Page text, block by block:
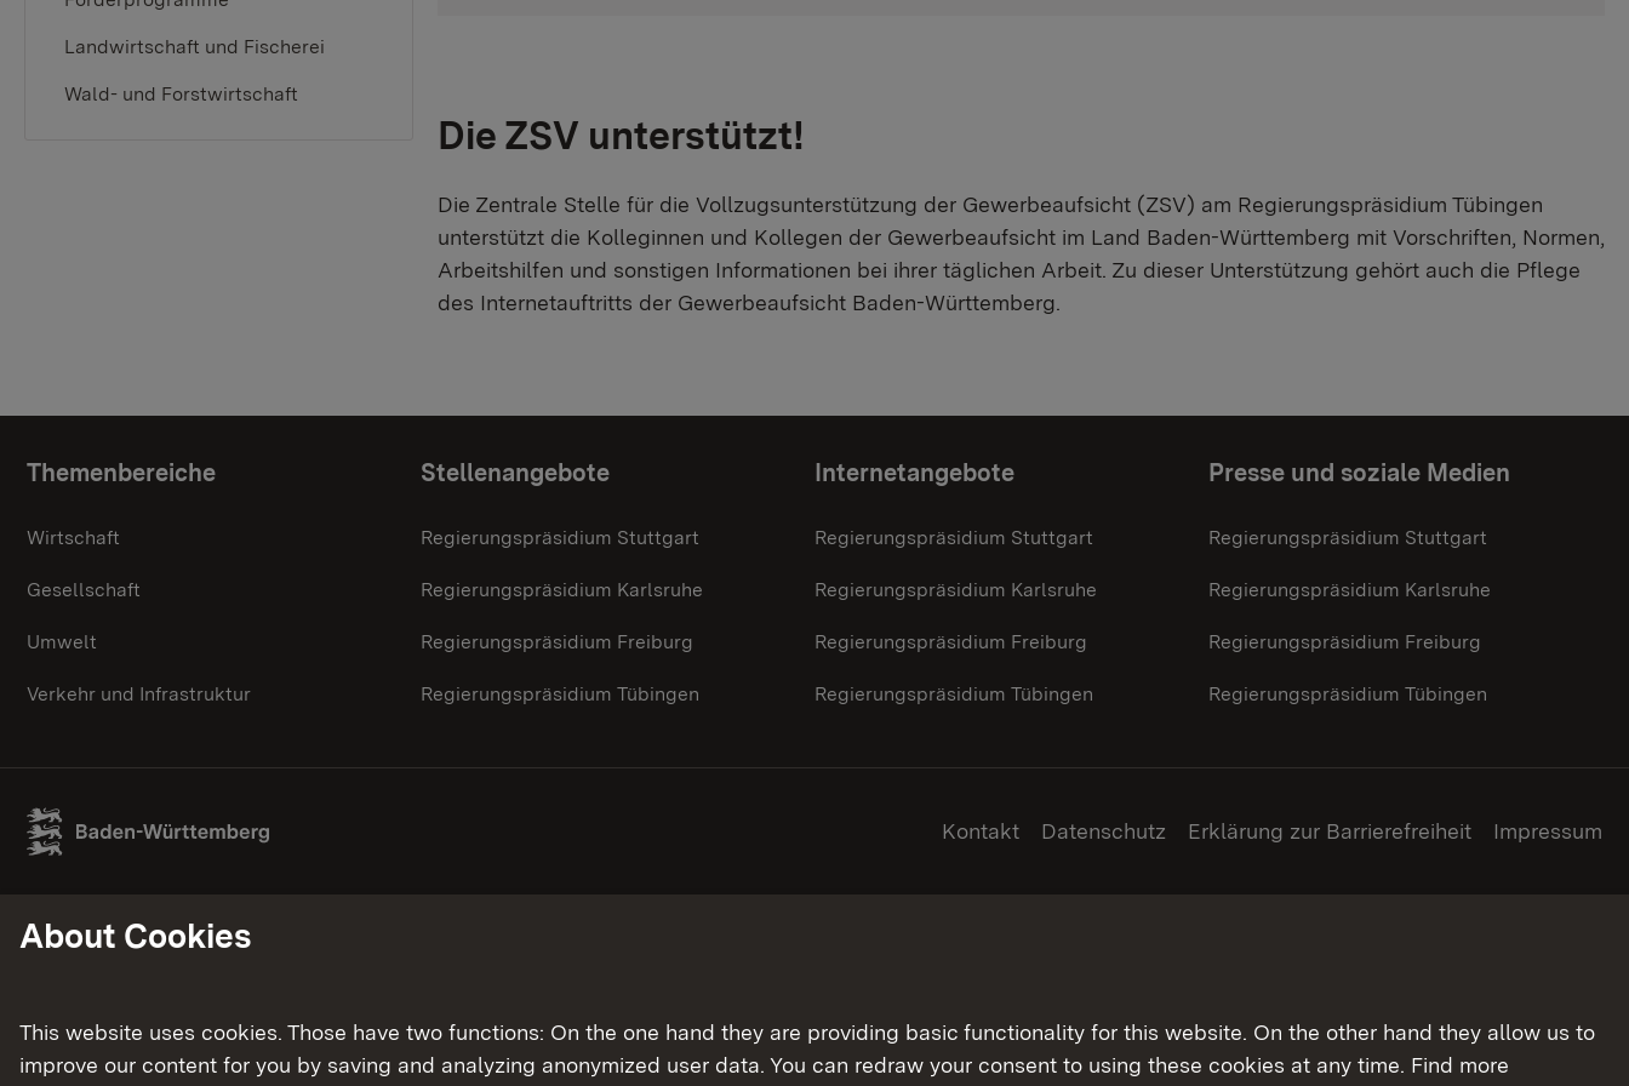
Landwirtschaft und Fischerei
Wald- und Forstwirtschaft
Die ZSV unterstützt!
Die Zentrale Stelle für die Vollzugsunterstützung der Gewerbeaufsicht (ZSV) am Regierungspräsidium Tübingen
unterstützt die Kolleginnen und Kollegen der Gewerbeaufsicht im Land Baden-Württemberg mit Vorschriften, Normen,
Arbeitshilfen und sonstigen Informationen bei ihrer täglichen Arbeit. Zu dieser Unterstützung gehört auch die Pflege
des Internetauftritts der Gewerbeaufsicht Baden-Württemberg.
Topic overview
Themenbereiche
Wirtschaft
Gesellschaft
Umwelt
Verkehr und Infrastruktur
Stellenangebote
Regierungspräsidium Stuttgart
Regierungspräsidium Karlsruhe
Regierungspräsidium Freiburg
Regierungspräsidium Tübingen
Internetangebote
Regierungspräsidium Stuttgart
Regierungspräsidium Karlsruhe
Regierungspräsidium Freiburg
Regierungspräsidium Tübingen
Presse und soziale Medien
Regierungspräsidium Stuttgart
Regierungspräsidium Karlsruhe
Regierungspräsidium Freiburg
Regierungspräsidium Tübingen
Kontakt Datenschutz Erklärung zur Barrierefreiheit Impressum
About Cookies
This website uses cookies. Those have two functions: On the one hand they are providing basic functionality for this website. On the other hand they allow us to
improve our content for you by saving and analyzing anonymized user data. You can redraw your consent to using these cookies at any time. Find more